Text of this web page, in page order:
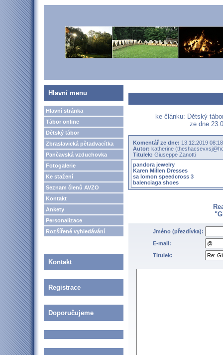
Hlavní menu
Hlavní stránka
Tábor online
Dětský tábor
Zbraslavická pětadvacítka
Pančavská vzduchovka
Fotogalerie
Ke stažení
Seznam členů AVZO
Kontakt
Ankety
Personalizace
Rozšířené vyhledávání
Kontakt
Registrace
Doporučujeme
ke článku: Dětský
ze dne
Komentář ze dne: 13.12.2019
Autor: katherine
Titulek: Giuseppe Zanotti
pandora jewelry
Karen Millen Dresses
sa lomon speedcross 3
balenciaga shoes
Jméno (přezdívka):
E-mail:
Titulek: